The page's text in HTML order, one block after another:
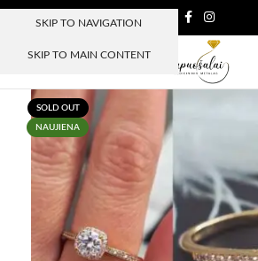
SKIP TO NAVIGATION
SKIP TO MAIN CONTENT
MENIU
SOLD OUT
NAUJIENA